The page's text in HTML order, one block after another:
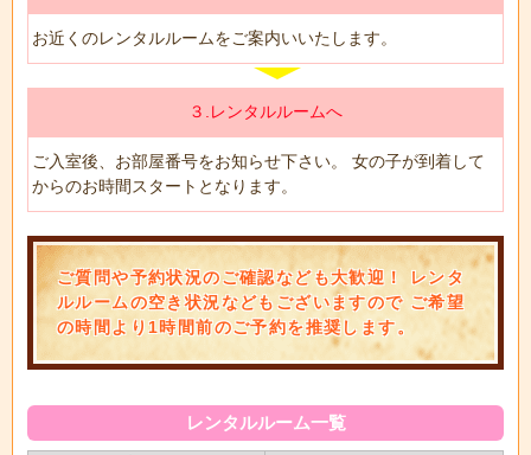
お近くのレンタルルームをご案内いいたします。
３.レンタルルームへ
ご入室後、お部屋番号をお知らせ下さい。 女の子が到着して
からのお時間スタートとなります。
ご質問や予約状況のご確認なども大歓迎！ レンタ
ルルームの空き状況などもございますので ご希望
の時間より1時間前のご予約を推奨します。
レンタルルーム一覧